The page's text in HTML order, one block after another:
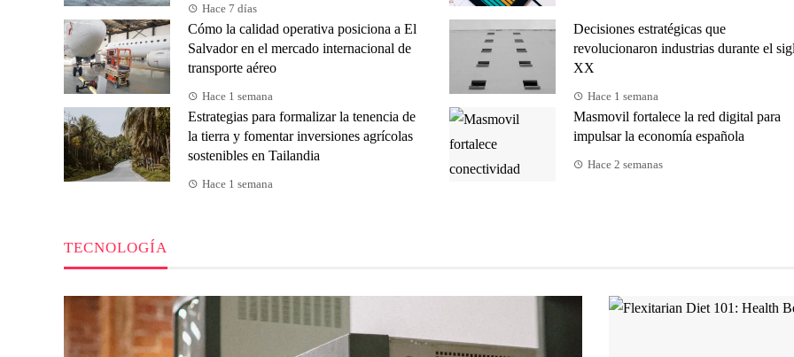
Hace 7 días
Cómo la calidad operativa posiciona a El
Salvador en el mercado internacional de
transporte aéreo
Hace 1 semana
Decisiones estratégicas que
revolucionaron industrias durante el
XX
Hace 1 semana
Estrategias para formalizar la tenencia de
la tierra y fomentar inversiones agrícolas
sostenibles en Tailandia
Hace 1 semana
Masmovil fortalece la red digital para
impulsar la economía española
Hace 2 semanas
TECNOLOGÍA